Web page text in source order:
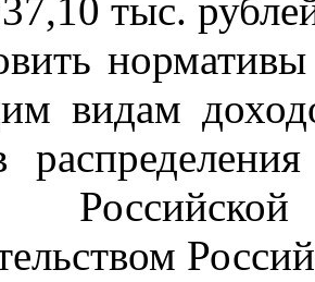
тыс.
видам